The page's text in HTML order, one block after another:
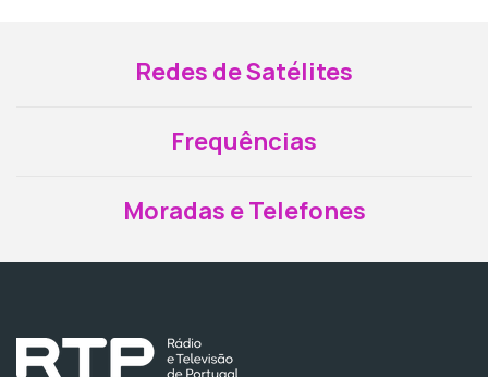
Redes de Satélites
Frequências
Moradas e Telefones